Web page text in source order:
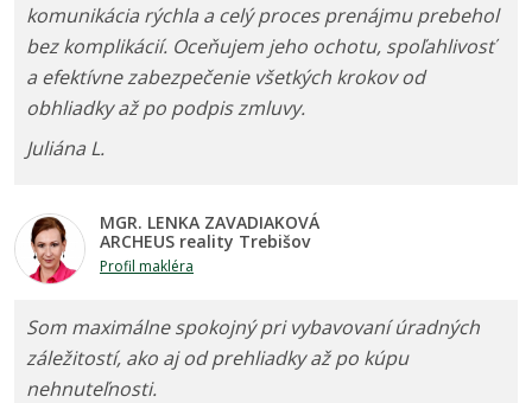
komunikácia rýchla a celý proces prenájmu prebehol
bez komplikácií. Oceňujem jeho ochotu, spoľahlivosť
a efektívne zabezpečenie všetkých krokov od
obhliadky až po podpis zmluvy.
Juliána L.
MGR. LENKA ZAVADIAKOVÁ
ARCHEUS reality Trebišov
Profil makléra
Som maximálne spokojný pri vybavovaní úradných
záležitostí, ako aj od prehliadky až po kúpu
nehnuteľnosti.